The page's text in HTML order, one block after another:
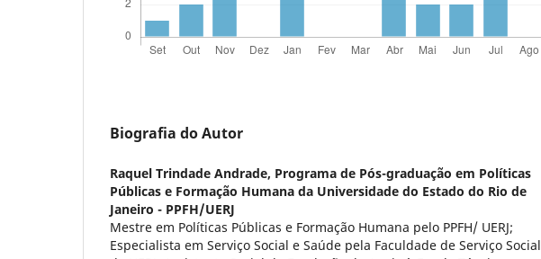
Biografia do Autor
Raquel Trindade Andrade, Programa de Pós-graduação em Políticas
Públicas e Formação Humana da Universidade do Estado do Rio de
Janeiro - PPFH/UERJ
Mestre em Políticas Públicas e Formação Humana pelo PPFH/ UERJ;
Especialista em Serviço Social e Saúde pela Faculdade de Serviço Social